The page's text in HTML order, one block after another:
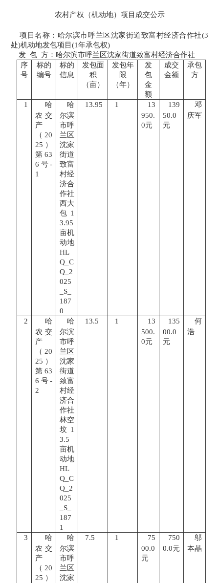
农村产权（机动地）项目成交公示
项目名称：哈尔滨市呼兰区沈家街道致富村经济合作社(3
处)机动地发包项目(1年承包权)
发 包 方：哈尔滨市呼兰区沈家街道致富村经济合作社
序
号
标的
编号
标的
信息
发包面
积
（亩）
发包年
限
（年）
发
包
金
额
成交
金额
承包
方
1
哈
农交
产
（20
25）
第63
6号-
1
哈
尔滨
市呼
兰区
沈家
街道
致富
村经
济合
作社
西大
包1
3.95
亩机
动地
HL
Q_C
Q_2
025
_S_
187
0
13.95 1
13
950.
0元
139
50.0
元
邓
庆军
2
哈
农交
产
（20
25）
第63
6号-
2
哈
尔滨
市呼
兰区
沈家
街道
致富
村经
济合
作社
林空
坟1
3.5
亩机
动地
HL
Q_C
Q_2
025
_S_
187
1
13.5 1
13
500.
0元
135
00.0
元
何
浩
3
哈
农交
产
（20
25）
哈
尔滨
市呼
兰区
沈家
7.5 1
75
00.0
元
750
0.0元
邬
本晶